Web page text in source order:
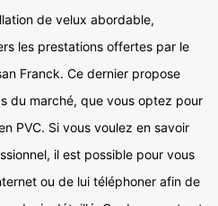
de velux abordable,
les prestations offertes par le
Franck. Ce dernier propose
du marché, que vous optez pour
PVC. Si vous voulez en savoir
il est possible pour vous
ou de lui téléphoner afin de